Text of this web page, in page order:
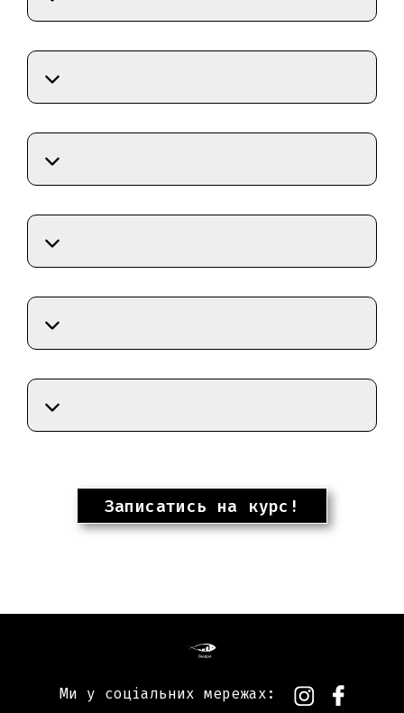
Записатись на курс!
Ми у соціальних мережах: